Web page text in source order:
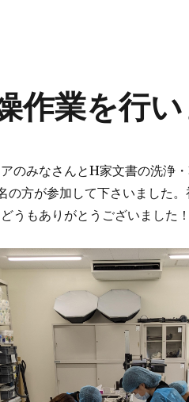
作業を行
のみなさんとH家文書の洗浄
の方が参加して下さいました
うもありがとうございました！